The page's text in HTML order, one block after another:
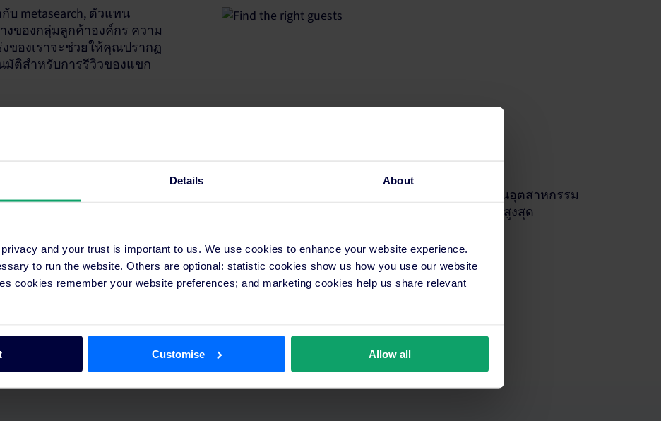
Details About
and your trust is important to us. We use cookies to enhance your website experience.
to run the website. Others are optional: statistic cookies show us how you use our website
cookies remember your website preferences; and marketing cookies help us share relevant
Customise Allow all
metasearch, ตัวแทน
งของกลุ่มลูกค้าองค์กร ความ
ของเราจะช่วยให้คุณปรากฏ
ติสำหรับการรีวิวของแขก
แพลตฟอร์มของเราทำงานร่วมกับพาร์ทเนอร์มากที่สุดในอุตสาหกรรม
เพื่อเพิ่มการมองเห็นของโรงแรมคุณและเพิ่มการจองให้สูงสุด
พ็กเกจได้ภายในไม่กี่นาทีใน
ลเชิงลึกแบบเรียลไทม์